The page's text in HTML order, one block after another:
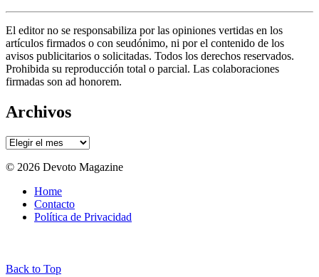
El editor no se responsabiliza por las opiniones vertidas en los
artículos firmados o con seudónimo, ni por el contenido de los
avisos publicitarios o solicitadas. Todos los derechos reservados.
Prohibida su reproducción total o parcial. Las colaboraciones
firmadas son ad honorem.
Archivos
Archivos
© 2026 Devoto Magazine
Home
Contacto
Política de Privacidad
Back to Top